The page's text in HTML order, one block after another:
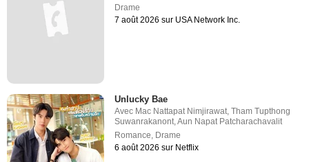
Drame
7 août 2026 sur USA Network Inc.
Unlucky Bae
Avec Mac Nattapat Nimjirawat ,Tham Tupthong
Suwanrakanont ,Aun Napat Patcharachavalit
Romance Drame
6 août 2026 sur Netflix